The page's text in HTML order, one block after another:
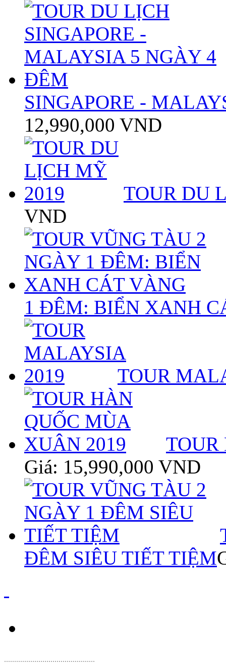
SINGAPORE -
12,990,000 VND
TOUR DU
VND
1 ĐÊM: BIỂN XANH
TOUR
TOUR
Giá: 15,990,000 VND
ĐÊM SIÊU TIẾT TIỆM
.............................................